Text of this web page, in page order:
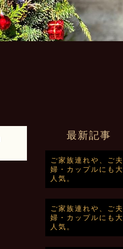
最新記事
ご家族連れや、ご夫
婦・カップルにも大
人気。
ご家族連れや、ご夫
婦・カップルにも大
人気。